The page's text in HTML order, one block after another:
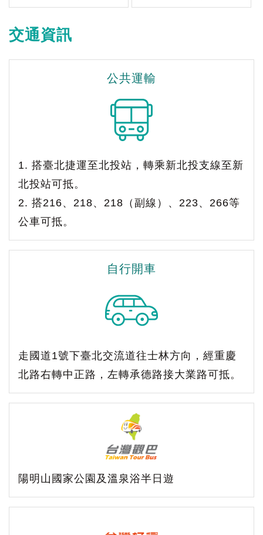
交通資訊
公共運輸
1. 搭臺北捷運至北投站，轉乘新北投支線至新
北投站可抵。
2. 搭216、218、218（副線）、223、266等
公車可抵。
自行開車
走國道1號下臺北交流道往士林方向，經重慶
北路右轉中正路，左轉承德路接大業路可抵。
陽明山國家公園及溫泉浴半日遊